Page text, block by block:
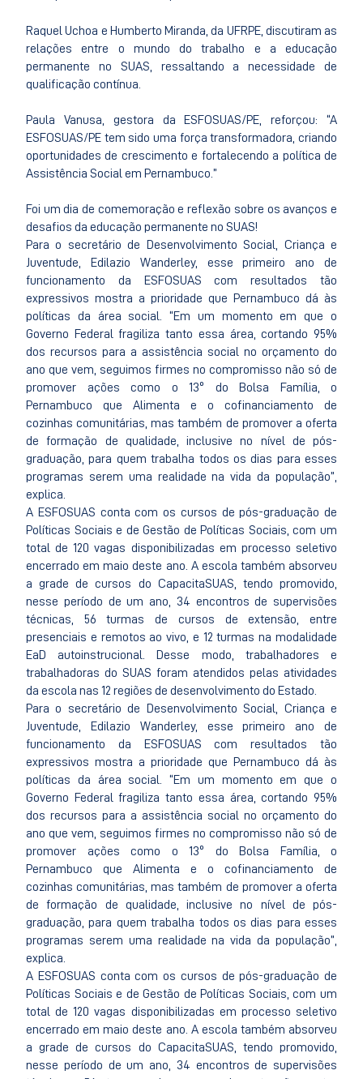
Raquel Uchoa e Humberto Miranda, da UFRPE, discutiram as
relações entre o mundo do trabalho e a educação
permanente no SUAS, ressaltando a necessidade de
qualificação contínua.
Paula Vanusa, gestora da ESFOSUAS/PE, reforçou: “A
ESFOSUAS/PE tem sido uma força transformadora, criando
oportunidades de crescimento e fortalecendo a política de
Assistência Social em Pernambuco.”
Foi um dia de comemoração e reflexão sobre os avanços e
desafios da educação permanente no SUAS!
Para o secretário de Desenvolvimento Social, Criança e
Juventude, Edilazio Wanderley, esse primeiro ano de
funcionamento da ESFOSUAS com resultados tão
expressivos mostra a prioridade que Pernambuco dá às
políticas da área social. “Em um momento em que o
Governo Federal fragiliza tanto essa área, cortando 95%
dos recursos para a assistência social no orçamento do
ano que vem, seguimos firmes no compromisso não só de
promover ações como o 13º do Bolsa Família, o
Pernambuco que Alimenta e o cofinanciamento de
cozinhas comunitárias, mas também de promover a oferta
de formação de qualidade, inclusive no nível de pós-
graduação, para quem trabalha todos os dias para esses
programas serem uma realidade na vida da população”,
explica.
A ESFOSUAS conta com os cursos de pós-graduação de
Políticas Sociais e de Gestão de Políticas Sociais, com um
total de 120 vagas disponibilizadas em processo seletivo
encerrado em maio deste ano. A escola também absorveu
a grade de cursos do CapacitaSUAS, tendo promovido,
nesse período de um ano, 34 encontros de supervisões
técnicas, 56 turmas de cursos de extensão, entre
presenciais e remotos ao vivo, e 12 turmas na modalidade
EaD autoinstrucional. Desse modo, trabalhadores e
trabalhadoras do SUAS foram atendidos pelas atividades
da escola nas 12 regiões de desenvolvimento do Estado.
Para o secretário de Desenvolvimento Social, Criança e
Juventude, Edilazio Wanderley, esse primeiro ano de
funcionamento da ESFOSUAS com resultados tão
expressivos mostra a prioridade que Pernambuco dá às
políticas da área social. “Em um momento em que o
Governo Federal fragiliza tanto essa área, cortando 95%
dos recursos para a assistência social no orçamento do
ano que vem, seguimos firmes no compromisso não só de
promover ações como o 13º do Bolsa Família, o
Pernambuco que Alimenta e o cofinanciamento de
cozinhas comunitárias, mas também de promover a oferta
de formação de qualidade, inclusive no nível de pós-
graduação, para quem trabalha todos os dias para esses
programas serem uma realidade na vida da população”,
explica.
A ESFOSUAS conta com os cursos de pós-graduação de
Políticas Sociais e de Gestão de Políticas Sociais, com um
total de 120 vagas disponibilizadas em processo seletivo
encerrado em maio deste ano. A escola também absorveu
a grade de cursos do CapacitaSUAS, tendo promovido,
nesse período de um ano, 34 encontros de supervisões